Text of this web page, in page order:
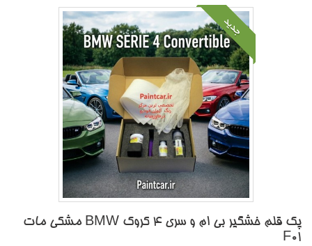
جدید
پک قلم خشگير بی ام و سری 4 کروک BMW مشکي مات
F01